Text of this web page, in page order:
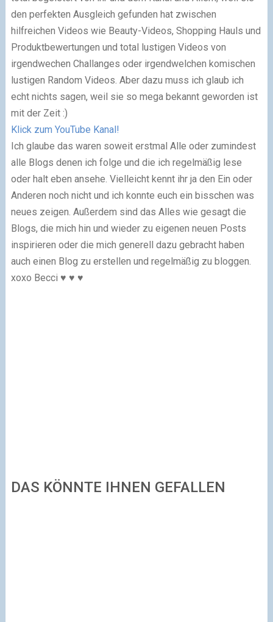
den perfekten Ausgleich gefunden hat zwischen
hilfreichen Videos wie Beauty-Videos, Shopping Hauls und
Produktbewertungen und total lustigen Videos von
irgendwechen Challanges oder irgendwelchen komischen
lustigen Random Videos. Aber dazu muss ich glaub ich
echt nichts sagen, weil sie so mega bekannt geworden ist
mit der Zeit :)
Klick zum YouTube Kanal!
Ich glaube das waren soweit erstmal Alle oder zumindest
alle Blogs denen ich folge und die ich regelmäßig lese
oder halt eben ansehe. Vielleicht kennt ihr ja den Ein oder
Anderen noch nicht und ich konnte euch ein bisschen was
neues zeigen. Außerdem sind das Alles wie gesagt die
Blogs, die mich hin und wieder zu eigenen neuen Posts
inspirieren oder die mich generell dazu gebracht haben
auch einen Blog zu erstellen und regelmäßig zu bloggen.
xoxo Becci ♥ ♥ ♥
DAS KÖNNTE IHNEN GEFALLEN